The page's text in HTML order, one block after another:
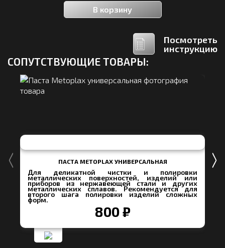
СОПУТСТВУЮЩИЕ ТОВАРЫ:
ПАСТА METOPLAX УНИВЕРСАЛЬНАЯ
Для деликатной чистки и полировки
металлических поверхностей, изделий или
приборов из нержавеющей стали и других
металлических сплавов. Рекомендуется для
второго шага полировки изделий сложных
форм.
800 ₽
В корзину
Посмотреть
инструкцию